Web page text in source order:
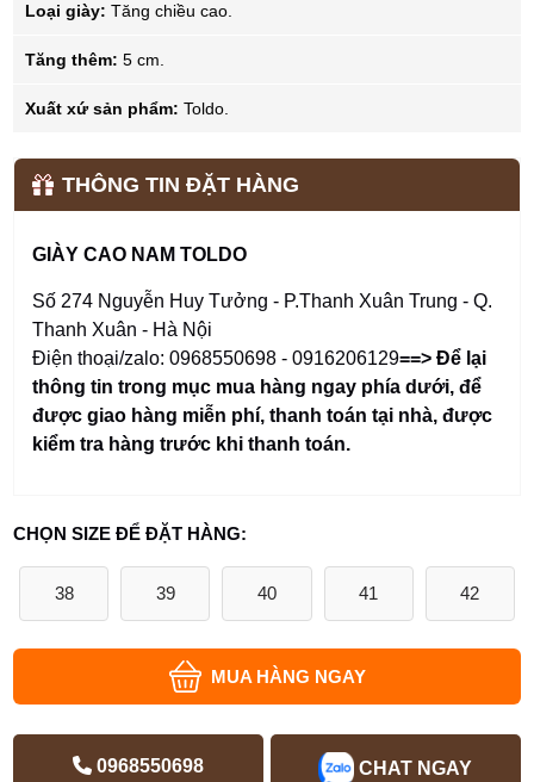
Loại giày: Tăng chiều cao.
Tăng thêm: 5 cm.
Xuất xứ sản phẩm: Toldo.
THÔNG TIN ĐẶT HÀNG
GIÀY CAO NAM TOLDO
Số 274 Nguyễn Huy Tưởng - P.Thanh Xuân Trung - Q.
Thanh Xuân - Hà Nội
Điện thoại/zalo: 0968550698 - 0916206129==> Để lại
thông tin trong mục mua hàng ngay phía dưới,để
được giao hàng miễn phí, thanh toán tại nhà, được
kiểm tra hàng trước khi thanh toán.
CHỌN SIZE ĐỂ ĐẶT HÀNG:
38 39 40 41 42
MUA HÀNG NGAY
0968550698 CHAT NGAY